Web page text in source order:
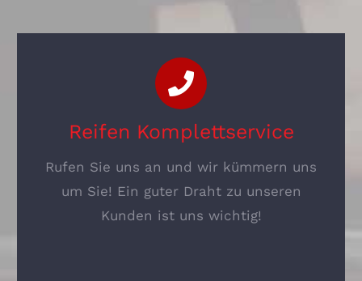
Reifen Komplettservice
Rufen Sie uns an und wir kümmern uns
um Sie! Ein guter Draht zu unseren
Kunden ist uns wichtig!